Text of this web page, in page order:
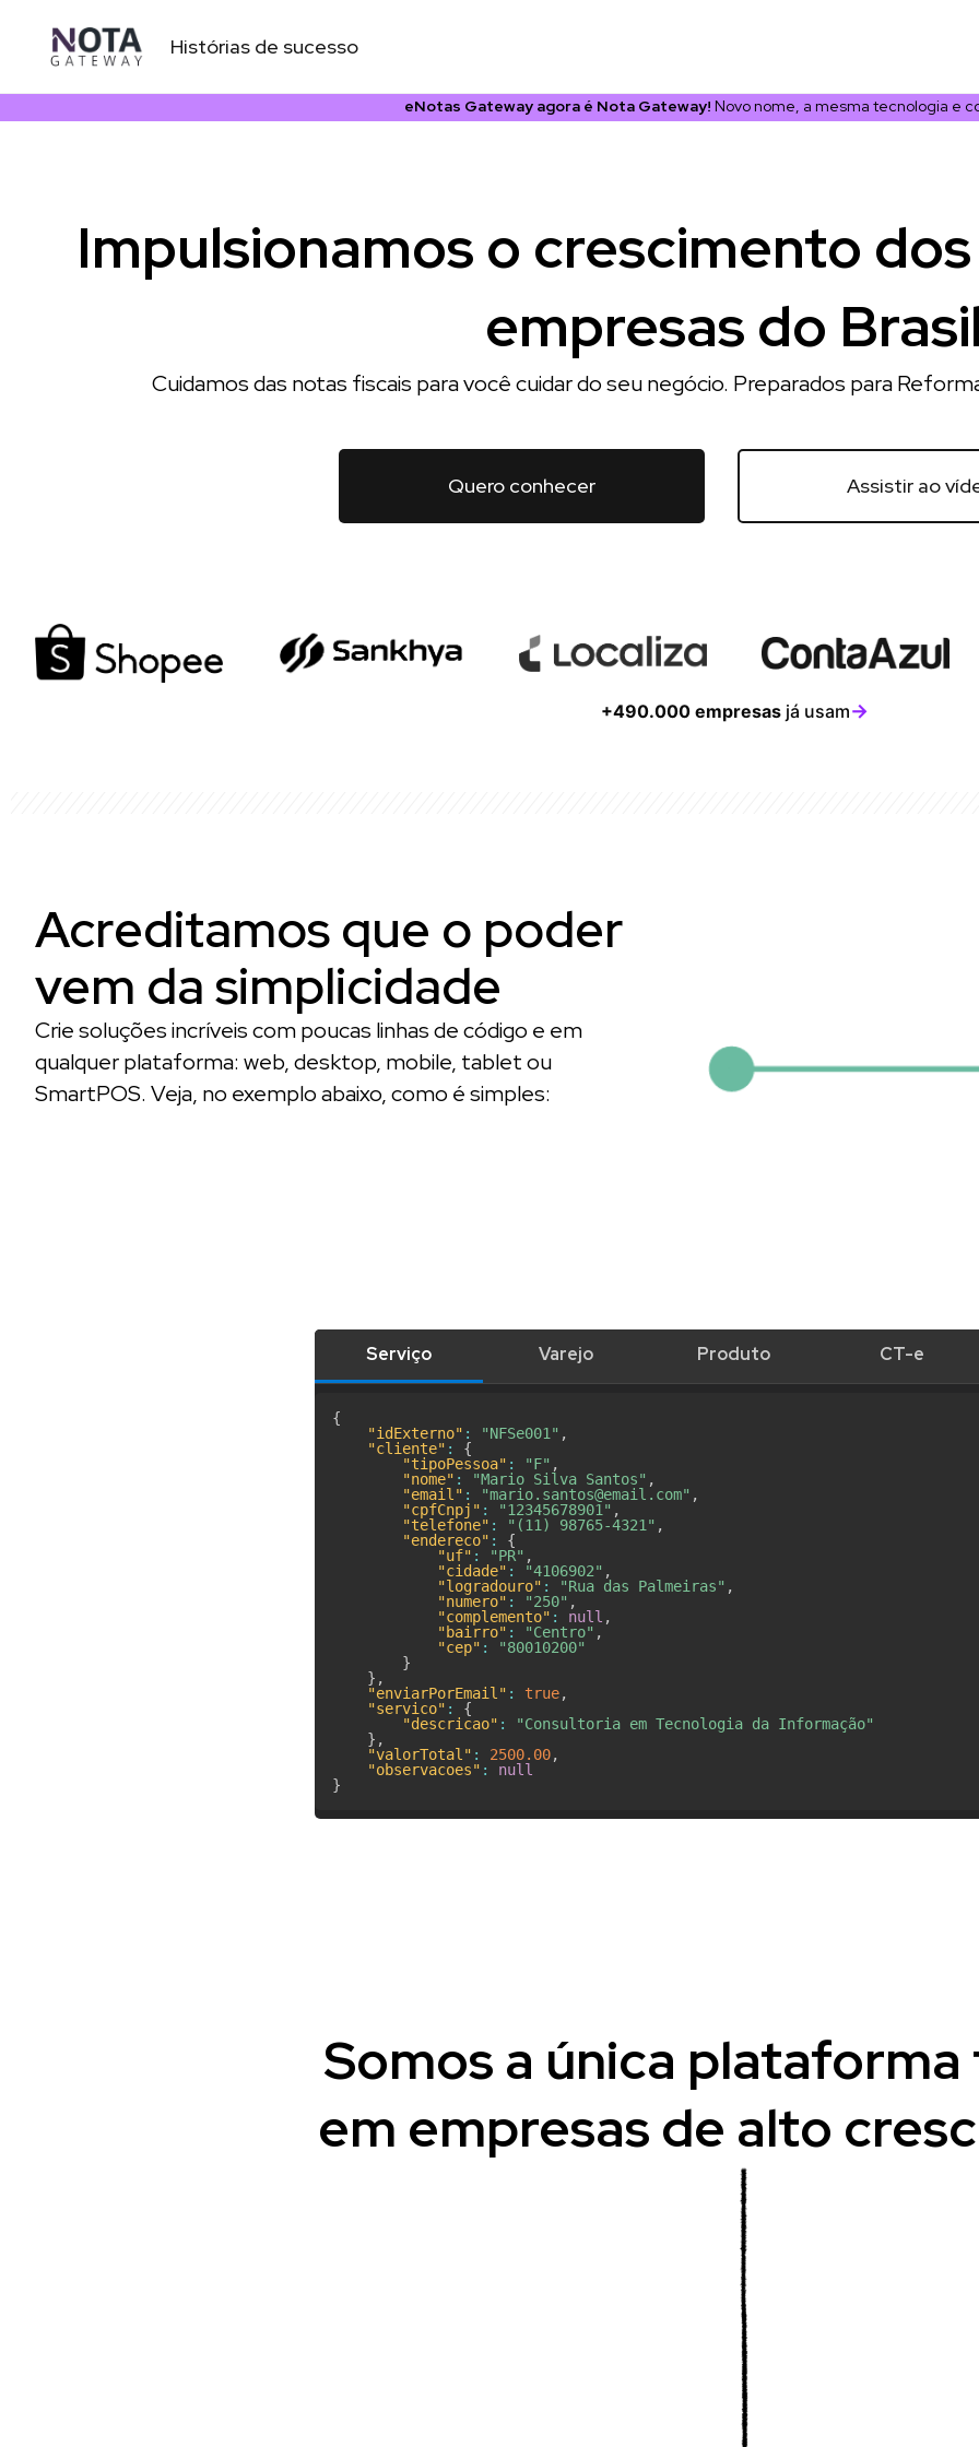
conteúdo
eNotas Gateway agora é Nota Gateway! Novo nome, a mesma tecnologia e
Impulsionamos o crescimento
empresas do
Cuidamos das notas fiscais para você cuidar do seu negócio. Preparados para
Quero conhecer Assistir ao
+490.000 empresas já usam→
Acreditamos que o poder
vem da simplicidade
Crie soluções incríveis com poucas linhas de código e em
qualquer plataforma: web, desktop, mobile, tablet ou
SmartPOS. Veja, no exemplo abaixo, como é simples:
Serviço Varejo Produto CT-e
{
"idExterno" : "NFSe001" ,
"cliente" :
{
"tipoPessoa" : "F" ,
"nome" : "Mario Silva Santos" ,
"email" : "mario.santos@email.com" ,
"cpfCnpj" : "12345678901" ,
"telefone" : "(11) 98765-4321" ,
"endereco" :
{
"uf" : "PR" ,
"cidade" : "4106902" ,
"logradouro" : "Rua das Palmeiras" ,
"numero" : "250" ,
"complemento" : null ,
"bairro" : "Centro" ,
"cep" :
"80010200"
}
} ,
"enviarPorEmail" : true,
"servico" :
{
"descricao" :
"Consultoria em Tecnologia da Informação"
} ,
"valorTotal" : 2500.00,
"observacoes" :
null
}
Somos a única
em empresas de alto
Histórias de sucesso